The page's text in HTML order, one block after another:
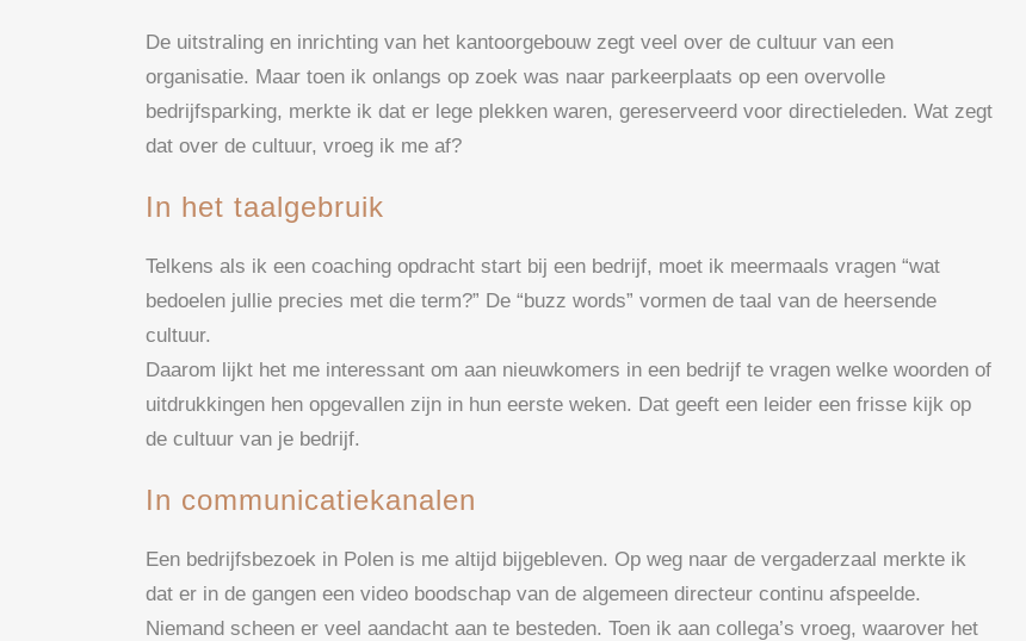
De uitstraling en inrichting van het kantoorgebouw zegt veel over de cultuur van een
organisatie. Maar toen ik onlangs op zoek was naar parkeerplaats op een overvolle
bedrijfsparking, merkte ik dat er lege plekken waren, gereserveerd voor directieleden. Wat zegt
dat over de cultuur, vroeg ik me af?
In het taalgebruik
Telkens als ik een coaching opdracht start bij een bedrijf, moet ik meermaals vragen “wat
bedoelen jullie precies met die term?” De “buzz words” vormen de taal van de heersende
cultuur.
Daarom lijkt het me interessant om aan nieuwkomers in een bedrijf te vragen welke woorden of
uitdrukkingen hen opgevallen zijn in hun eerste weken. Dat geeft een leider een frisse kijk op
de cultuur van je bedrijf.
In communicatiekanalen
Een bedrijfsbezoek in Polen is me altijd bijgebleven. Op weg naar de vergaderzaal merkte ik
dat er in de gangen een video boodschap van de algemeen directeur continu afspeelde.
Niemand scheen er veel aandacht aan te besteden. Toen ik aan collega’s vroeg, waarover het